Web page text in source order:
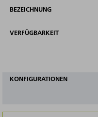
BEZEICHNUNG
VERFÜGBARKEIT
KONFIGURATIONEN